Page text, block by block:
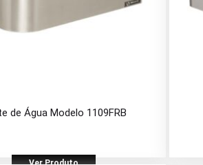
de Água Modelo 1109FRB
Ver Produto